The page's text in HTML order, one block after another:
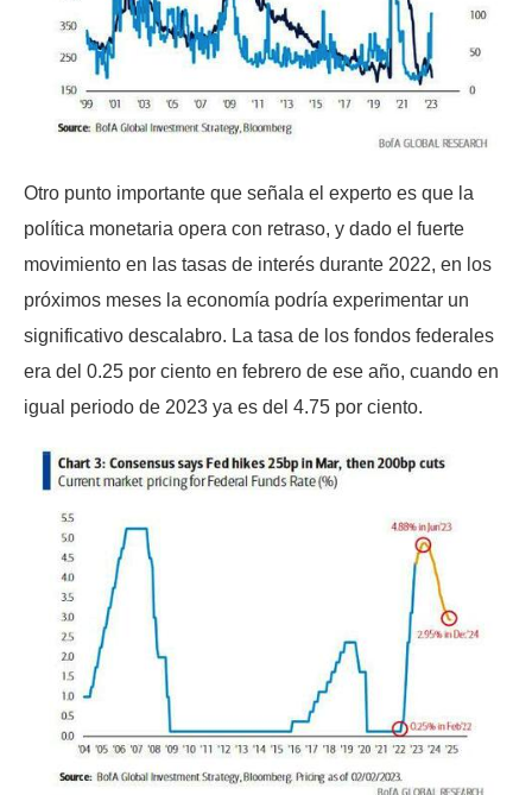
Otro punto importante que señala el experto es que la
política monetaria opera con retraso, y dado el fuerte
movimiento en las tasas de interés durante 2022, en los
próximos meses la economía podría experimentar un
significativo descalabro. La tasa de los fondos federales
era del 0.25 por ciento en febrero de ese año, cuando en
igual periodo de 2023 ya es del 4.75 por ciento.